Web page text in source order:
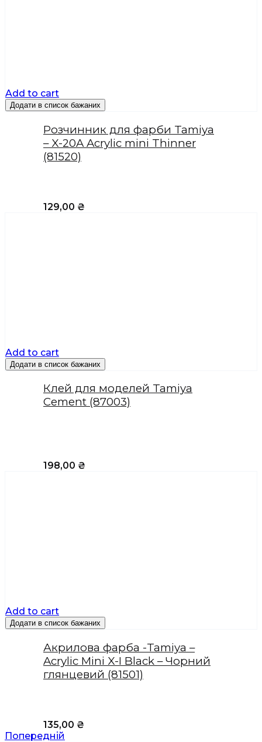
Add to cart
Додати в список бажаних
Розчинник для фарби Tamiya
– X-20A Acrylic mini Thinner
(81520)
129,00 ₴
Add to cart
Додати в список бажаних
Клей для моделей Tamiya
Cement (87003)
198,00 ₴
Add to cart
Додати в список бажаних
Акрилова фарба -Tamiya –
Acrylic Mini X-I Black – Чорний
глянцевий (81501)
135,00 ₴
Попередній